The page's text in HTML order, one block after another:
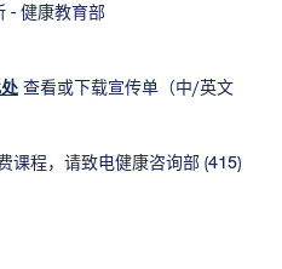
- 健康教育部
查看或下载宣传单（中/英文
课程，请致电健康咨询部 (415)